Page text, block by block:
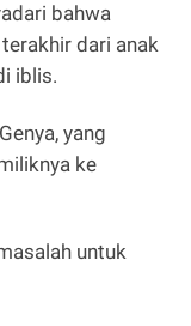
bahwa
dari anak
iblis.
yang
ke
untuk